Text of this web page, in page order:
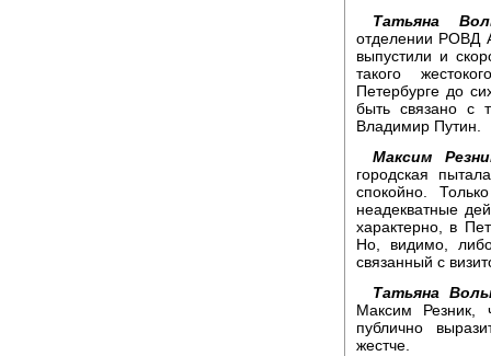
Татьяна
отделении РОВД
выпустили и
такого
Петербурге до
быть связано с
Владимир Путин.
Максим
городская
спокойно.
неадекватные
характерно, в
Но, видимо,
связанный с
Татьяна
Максим Резник,
публично
жестче.